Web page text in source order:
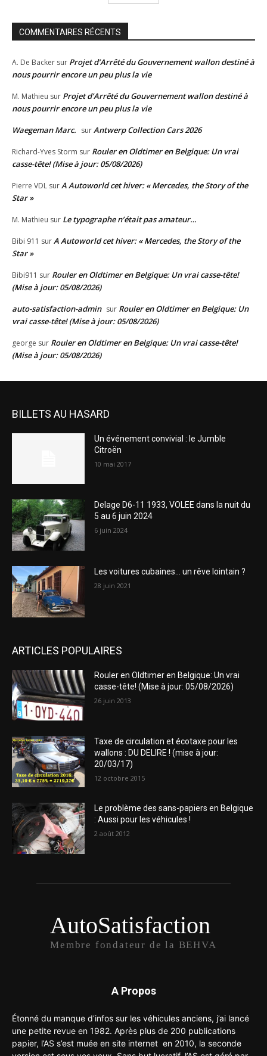
COMMENTAIRES RÉCENTS
A. De Backer sur Projet d’Arrêté du Gouvernement wallon destiné à
nous pourrir encore un peu plus la vie
M. Mathieu sur Projet d’Arrêté du Gouvernement wallon destiné à
nous pourrir encore un peu plus la vie
Waegeman Marc. surAntwerp Collection Cars 2026
Richard-Yves Storm sur Rouler en Oldtimer en Belgique: Un vrai
casse-tête! (Mise à jour: 05/08/2026)
Pierre VDL surA Autoworld cet hiver: « Mercedes, the Story of the
Star »
M. Mathieu sur Le typographe n’était pas amateur…
Bibi 911 surA Autoworld cet hiver: « Mercedes, the Story of the
Star »
Bibi911 sur Rouler en Oldtimer en Belgique: Un vrai casse-tête!
(Mise à jour: 05/08/2026)
auto-satisfaction-admin sur Rouler en Oldtimer en Belgique: Un
vrai casse-tête! (Mise à jour: 05/08/2026)
george sur Rouler en Oldtimer en Belgique: Un vrai casse-tête!
(Mise à jour: 05/08/2026)
BILLETS AU HASARD
Un événement convivial : le Jumble
Citroën
10 mai 2017
Delage D6-11 1933, VOLEE dans la nuit du
5 au 6 juin 2024
6 juin 2024
Les voitures cubaines… un rêve lointain ?
28 juin 2021
ARTICLES POPULAIRES
Rouler en Oldtimer en Belgique: Un vrai
casse-tête! (Mise à jour: 05/08/2026)
26 juin 2013
Taxe de circulation et écotaxe pour les
wallons : DU DELIRE ! (mise à jour:
20/03/17)
12 octobre 2015
Le problème des sans-papiers en Belgique
: Aussi pour les véhicules !
2 août 2012
AutoSatisfaction
Membre fondateur de la BEHVA
A Propos
Étonné du manque d’infos sur les véhicules anciens, j’ai lancé
une petite revue en 1982. Après plus de 200 publications
papier, l’AS s’est muée en site internet en 2010, la seconde